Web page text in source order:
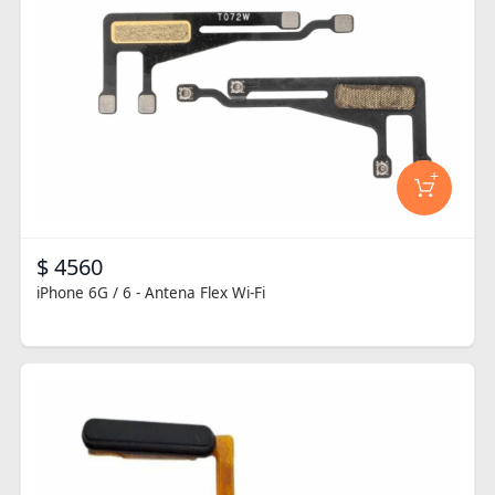
+
$ 4560
iPhone 6G / 6 - Antena Flex Wi-Fi